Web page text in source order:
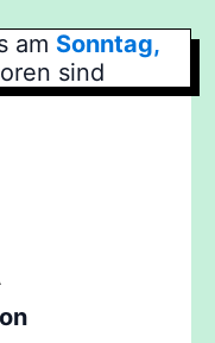
am Sonntag,
sind